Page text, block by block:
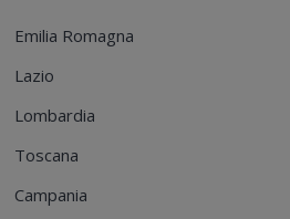
Emilia Romagna
Lazio
Lombardia
Toscana
Campania